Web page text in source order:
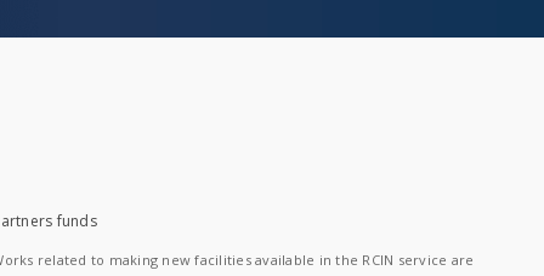
funds
related to making new facilities available in the RCIN service are